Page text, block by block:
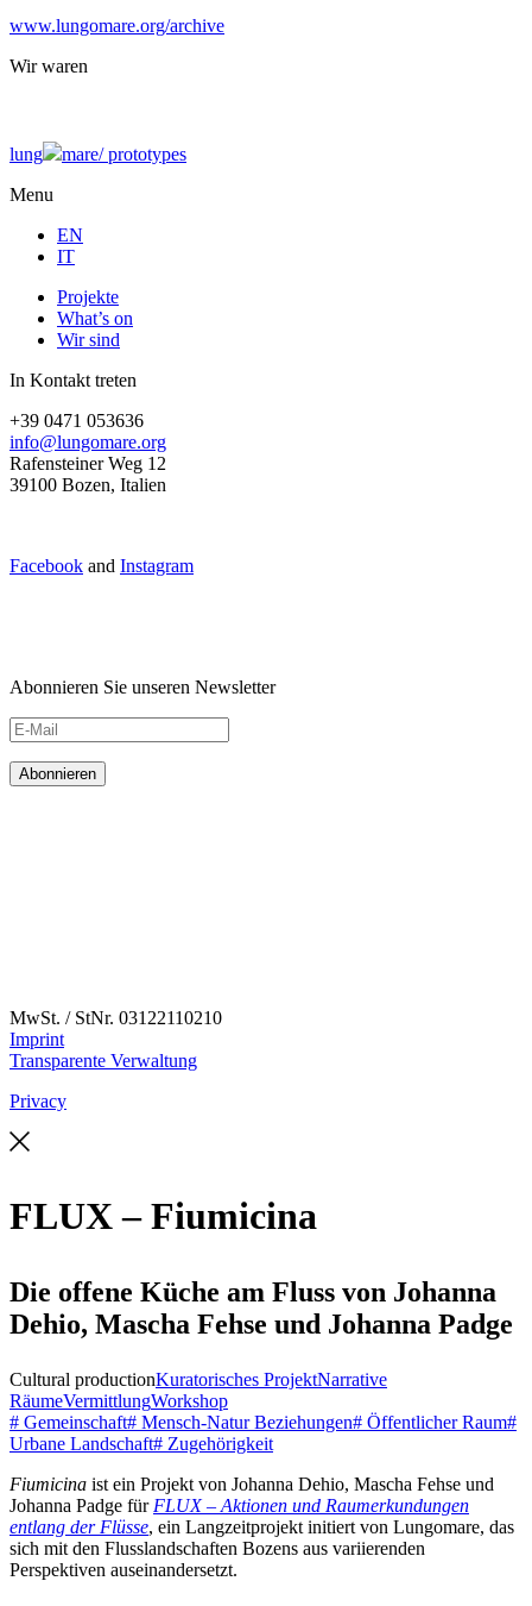
www.lungomare.org/archive
Wir waren
lung mare/prototypes
Menu
EN
IT
Projekte
What’s on
Wir sind
In Kontakt treten
+39 0471 053636
info@lungomare.org
Rafensteiner Weg 12
39100 Bozen, Italien
Facebook and Instagram
Abonnieren Sie unseren Newsletter
MwSt. / StNr. 03122110210
Imprint
Transparente Verwaltung
Privacy
FLUX – Fiumicina
Die offene Küche am Fluss von Johanna
Dehio, Mascha Fehse und Johanna Padge
Cultural productionKuratorisches ProjektNarrative
RäumeVermittlungWorkshop
# Gemeinschaft# Mensch-Natur Beziehungen# Öffentlicher Raum#
Urbane Landschaft# Zugehörigkeit
Fiumicina ist ein Projekt von Johanna Dehio, Mascha Fehse und
Johanna Padge für FLUX – Aktionen und Raumerkundungen
entlang der Flüsse, ein Langzeitprojekt initiert von Lungomare, das
sich mit den Flusslandschaften Bozens aus variierenden
Perspektiven auseinandersetzt.